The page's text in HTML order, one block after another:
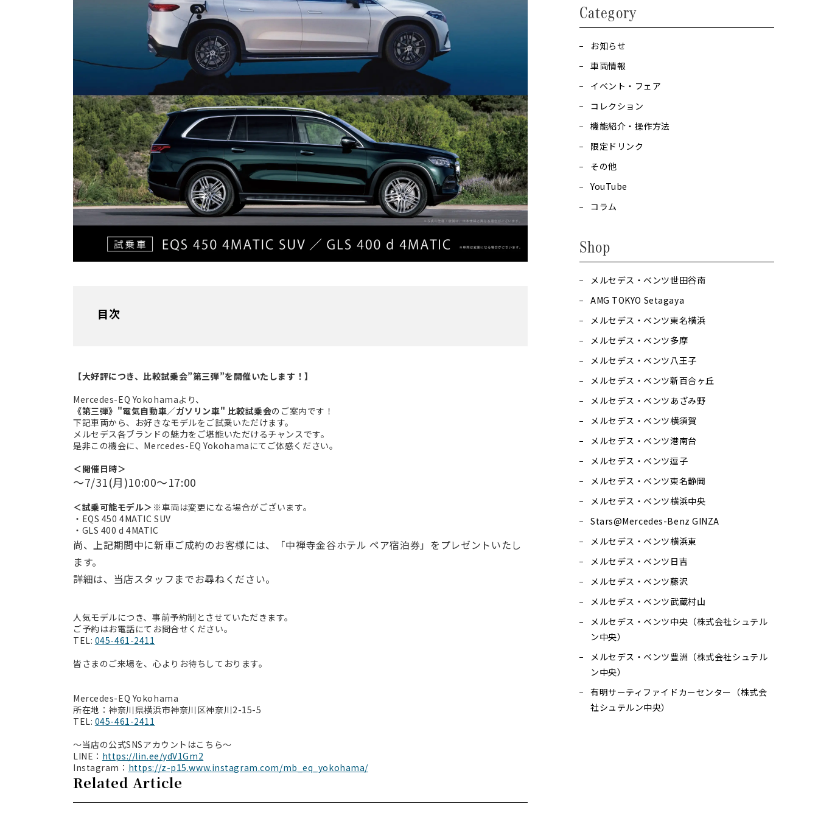
目次
【大好評につき、比較試乗会”第三弾”を開催いたします！】
Mercedes-EQ Yokohamaより、
《第三弾》"電気自動車／ガソリン車" 比較試乗会のご案内です！
下記車両から、お好きなモデルをご試乗いただけます。
メルセデス各ブランドの魅力をご堪能いただけるチャンスです。
是非この機会に、Mercedes-EQ Yokohamaにてご体感ください。
＜開催日時＞
～7/31(月)10:00～17:00
＜試乗可能モデル＞ ※車両は変更になる場合がございます。
・EQS 450 4MATIC SUV
・GLS 400 d 4MATIC
尚、上記期間中に新車ご成約のお客様には、「中禅寺金谷ホテル ペア宿泊券」をプレゼントいたし
ます。
詳細は、当店スタッフまでお尋ねください。
人気モデルにつき、事前予約制とさせていただきます。
ご予約はお電話にてお問合せください。
TEL: 045-461-2411
皆さまのご来場を、心よりお待ちしております。
Mercedes-EQ Yokohama
所在地：神奈川県横浜市神奈川区神奈川2-15-5
TEL: 045-461-2411
～当店の公式SNSアカウントはこちら～
LINE： https://lin.ee/ydV1Gm2
Instagram： https://z-p15.www.instagram.com/mb_eq_yokohama/
Related Article
Category
お知らせ
車両情報
イベント・フェア
コレクション
機能紹介・操作方法
限定ドリンク
その他
YouTube
コラム
Shop
メルセデス・ベンツ世田谷南
AMG TOKYO Setagaya
メルセデス・ベンツ東名横浜
メルセデス・ベンツ多摩
メルセデス・ベンツ八王子
メルセデス・ベンツ新百合ヶ丘
メルセデス・ベンツあざみ野
メルセデス・ベンツ横須賀
メルセデス・ベンツ港南台
メルセデス・ベンツ逗子
メルセデス・ベンツ東名静岡
メルセデス・ベンツ横浜中央
Stars@Mercedes-Benz GINZA
メルセデス・ベンツ横浜東
メルセデス・ベンツ日吉
メルセデス・ベンツ藤沢
メルセデス・ベンツ武蔵村山
メルセデス・ベンツ中央（株式会社シュテル
ン中央）
メルセデス・ベンツ豊洲（株式会社シュテル
ン中央）
有明サーティファイドカーセンター（株式会
社シュテルン中央）